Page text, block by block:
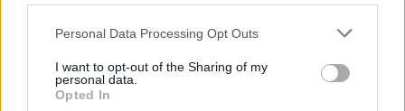
Personal Data Processing Opt Outs
I want to opt-out of the Sharing of my
personal data.
Opted In
Salario base per i contratti a
progetto